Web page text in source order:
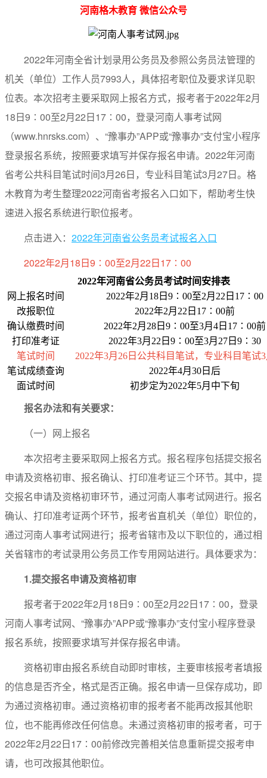
河南格木教育 微信公众号
2022年河南全省计划录用公务员及参照公务员法管理的
机关（单位）工作人员7993人，具体招考职位及要求详见职
位表。本次招考主要采取网上报名方式，报考者于2022年2月
18日9∶00至2月22日17∶00，登录河南人事考试网
（www.hnrsks.com）、“豫事办”APP或“豫事办”支付宝小程序
登录报名系统，按照要求填写并保存报名申请。2022年河南
省考公共科目笔试时间3月26日，专业科目笔试3月27日。格
木教育为考生整理2022河南省考报名入口如下，帮助考生快
速进入报名系统进行职位报考。
点击进入： 2022年河南省公务员考试报名入口
2022年2月18日9∶00至2月22日17∶00
2022年河南省公务员考试时间安排表
网上报名时间
2022年2月18日9∶00至2月22日17∶00
改报职位
2022年2月22日17∶00前
确认缴费时间
2022年2月28日9∶00至3月4日17∶00前
打印准考证
2022年3月22日9∶00至3月27日9∶30
笔试时间
2022年3月26日公共科目笔试，专业科目笔试
笔试成绩查询
2022年4月30日后
面试时间
初步定为2022年5月中下旬
报名办法和有关要求：
（一）网上报名
本次招考主要采取网上报名方式。报名程序包括提交报名
申请及资格初审、报名确认、打印准考证三个环节。其中，提
交报名申请及资格初审环节，通过河南人事考试网进行。报名
确认、打印准考证两个环节，报考省直机关（单位）职位的，
通过河南人事考试网进行；报考省辖市及以下职位的，通过相
关省辖市的考试录用公务员工作专用网站进行。具体要求为：
1.提交报名申请及资格初审
报考者于2022年2月18日9∶00至2月22日17∶00，登录
河南人事考试网、“豫事办”APP或“豫事办”支付宝小程序登录
报名系统，按照要求填写并保存报名申请。
资格初审由报名系统自动即时审核，主要审核报考者填报
的信息是否齐全，格式是否正确。报名申请一旦保存成功，即
为通过资格初审。通过资格初审的报考者不能再改报其他职
位，也不能再修改任何信息。未通过资格初审的报考者，可于
2022年2月22日17∶00前修改完善相关信息重新提交报考申
请，也可改报其他职位。